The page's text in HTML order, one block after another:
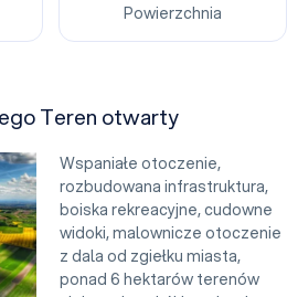
Powierzchnia
Teren otwarty
Wspaniałe otoczenie,
rozbudowana infrastruktura,
boiska rekreacyjne, cudowne
widoki, malownicze otoczenie
z dala od zgiełku miasta,
ponad 6 hektarów terenów